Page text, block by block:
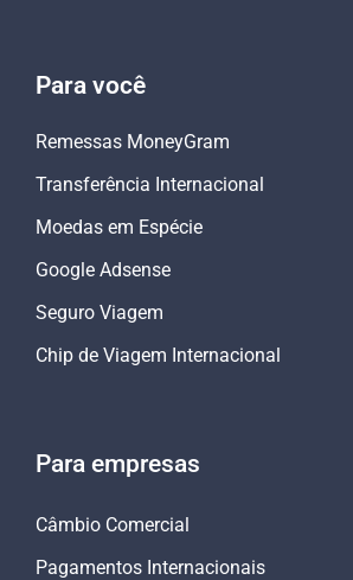
Para você
Remessas MoneyGram
Transferência Internacional
Moedas em Espécie
Google Adsense
Seguro Viagem
Chip de Viagem Internacional
Para empresas
Câmbio Comercial
Pagamentos Internacionais